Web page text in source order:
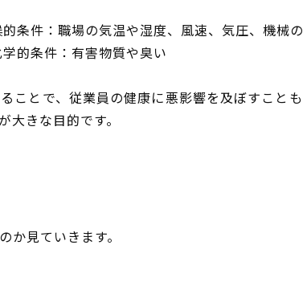
条件：職場の気温や湿度、風速、気圧、機械
的条件：有害物質や臭い
ことで、従業員の健康に悪影響を及ぼすこと
きな目的です。
か見ていきます。